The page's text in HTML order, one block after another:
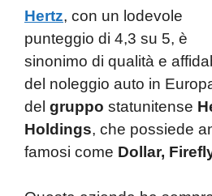
Hertz, con un lodevole
punteggio di 4,3 su 5, è
sinonimo di qualità e
del noleggio auto in
del gruppo statunitense
Holdings, che possiede
famosi come Dollar,